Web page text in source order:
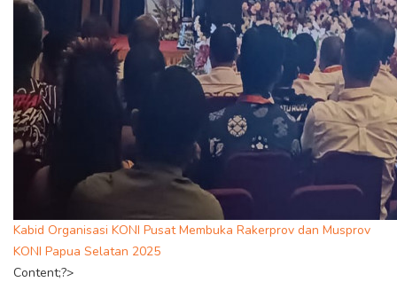
Kabid Organisasi KONI Pusat Membuka Rakerprov dan Musprov
KONI Papua Selatan 2025
Content;?>